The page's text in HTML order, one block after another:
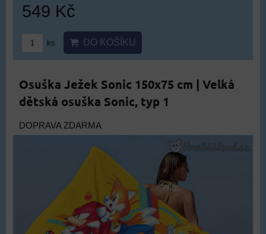
549 Kč
ks DO KOŠÍKU
Osuška Ježek Sonic 150x75 cm | Velká
dětská osuška Sonic, typ 1
DOPRAVA ZDARMA